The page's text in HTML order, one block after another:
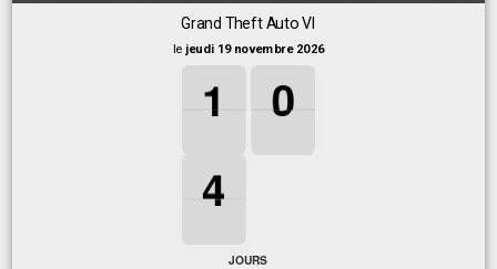
Grand Theft Auto VI
le jeudi 19 novembre 2026
1
1
1
1 0
0
0
0
4
4
4
4
JOURS